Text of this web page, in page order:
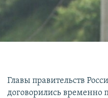
Главы правительств
договорились временно